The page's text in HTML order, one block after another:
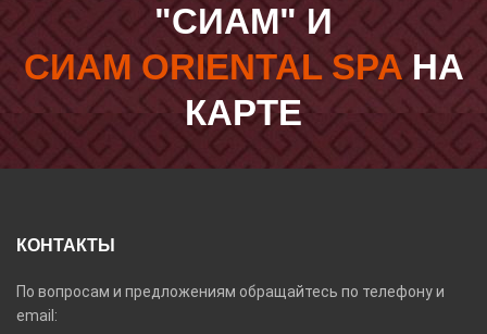
"СИАМ" И
СИАМ ORIENTAL SPAНА
КАРТЕ
КОНТАКТЫ
По вопросам и предложениям обращайтесь по телефону и
email: